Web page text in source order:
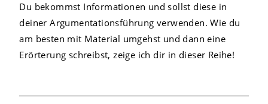
Du bekommst Informationen und sollst diese in
deiner Argumentationsführung verwenden. Wie du
am besten mit Material umgehst und dann eine
Erörterung schreibst, zeige ich dir in dieser Reihe!